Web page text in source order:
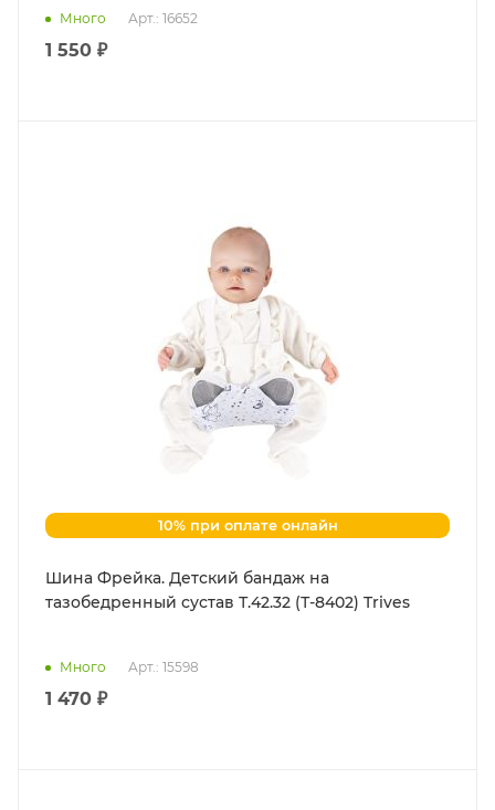
Много Арт.: 16652
1 550 ₽
10% при оплате онлайн
Шина Фрейка. Детский бандаж на
тазобедренный сустав Т.42.32 (Т-8402) Trives
Много Арт.: 15598
1 470 ₽